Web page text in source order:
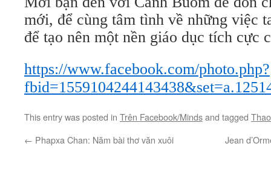
mới, để cùng tâm tình về những việc
để tạo nên một nền giáo dục tích cực
https://www.facebook.com/photo.php?
This entry was posted in Trên Facebook/Mindsand tagged
← Phapxa Chan: Năm bài thơ văn xuôi Jean